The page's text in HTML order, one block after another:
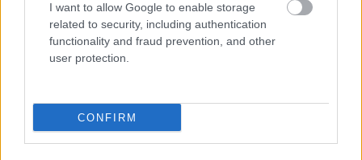
I want to allow Google to enable storage
related to security, including authentication
functionality and fraud prevention, and other
user protection.
CONFIRM
zenélő tagokból. Az indie/alternatív/folk ...